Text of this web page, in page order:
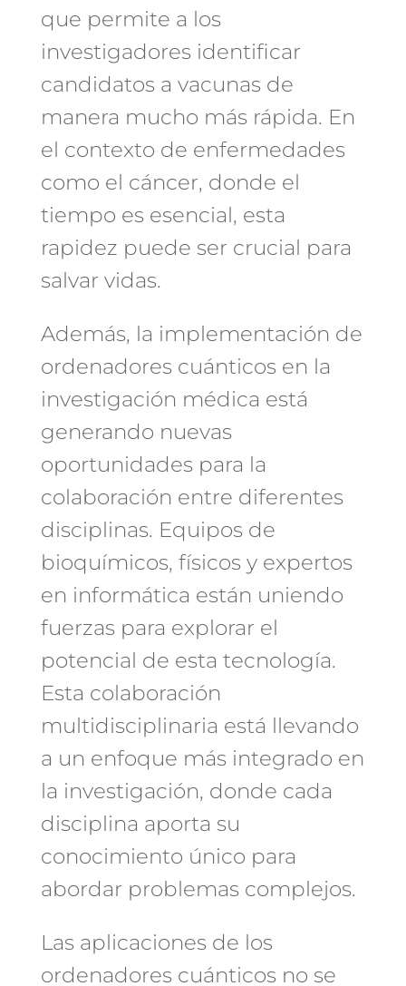
que permite a los
investigadores identificar
candidatos a vacunas de
manera mucho más rápida. En
el contexto de enfermedades
como el cáncer, donde el
tiempo es esencial, esta
rapidez puede ser crucial para
salvar vidas.
Además, la implementación de
ordenadores cuánticos en la
investigación médica está
generando nuevas
oportunidades para la
colaboración entre diferentes
disciplinas. Equipos de
bioquímicos, físicos y expertos
en informática están uniendo
fuerzas para explorar el
potencial de esta tecnología.
Esta colaboración
multidisciplinaria está llevando
a un enfoque más integrado en
la investigación, donde cada
disciplina aporta su
conocimiento único para
abordar problemas complejos.
Las aplicaciones de los
ordenadores cuánticos no se